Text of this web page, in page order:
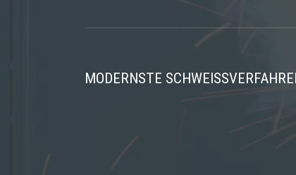
MODERNSTE SCHWEISSVERFAHREN